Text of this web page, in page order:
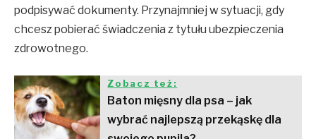
podpisywać dokumenty. Przynajmniej w sytuacji, gdy
chcesz pobierać świadczenia z tytułu ubezpieczenia
zdrowotnego.
Zobacz też:
Baton mięsny dla psa – jak
wybrać najlepszą przekąskę dla